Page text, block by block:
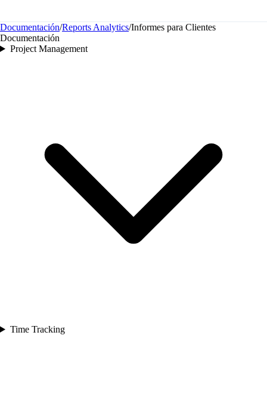
Documentación/Reports Analytics/Informes para Clientes
Documentación
Project Management
Time Tracking